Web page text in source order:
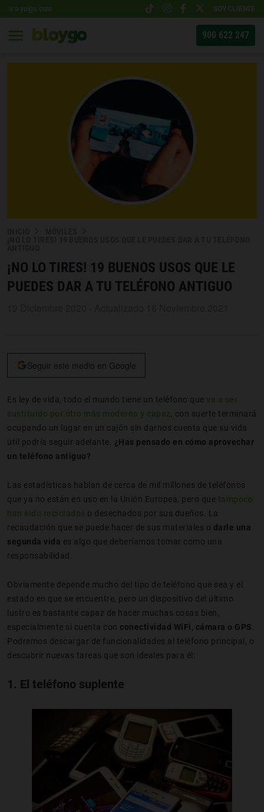
Ir a yoigo.com SOY CLIENTE
900 622 247
¡NO LO TIRES! 19 BUENOS USOS QUE LE
PUEDES DAR A TU TELÉFONO ANTIGUO
Seguir este medio en Google
Es ley de vida, todo el mundo tiene un teléfono que va a ser
sustituido por otro más moderno y capaz , con suerte terminará
ocupando un lugar en un cajón sin darnos cuenta que su vida
útil podría seguir adelante.
¿Has pensado en cómo aprovechar
un teléfono antiguo?
Las estadísticas hablan de cerca de mil millones de teléfonos
que ya no están en uso en la Unión Europea, pero que tampoco
han sido reciclados o desechados por sus dueños. La
recaudación que se puede hacer de sus materiales o darle una
segunda vida es algo que deberíamos tomar como una
responsabilidad.
Obviamente depende mucho del tipo de teléfono que sea y el
estado en que se encuentre, pero un dispositivo del último
lustro es bastante capaz de hacer muchas cosas bien,
especialmente si cuenta con conectividad WiFi, cámara o GPS
Podremos descargar de funcionalidades al teléfono principal, o
descubrir nuevas tareas que son ideales para él:
1. El teléfono suplente